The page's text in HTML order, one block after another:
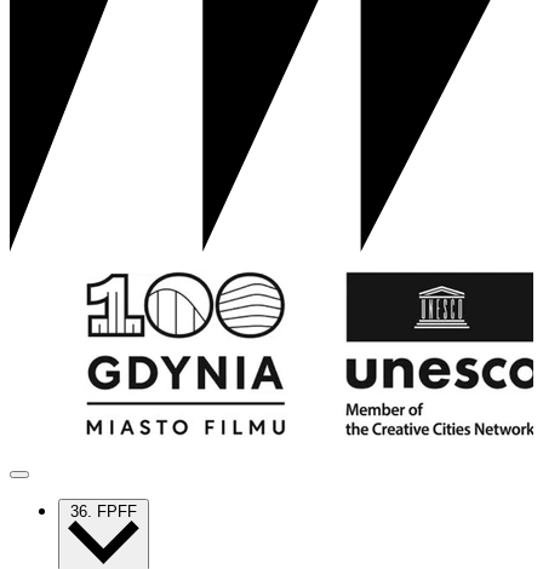
36. FPFF